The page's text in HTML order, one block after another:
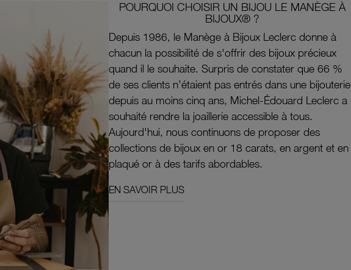
POURQUOI CHOISIR UN BIJOU LE MANÈGE À
BIJOUX® ?
Depuis 1986, le Manège à Bijoux Leclerc donne à
chacun la possibilité de s'offrir des bijoux précieux
quand il le souhaite. Surpris de constater que 66 %
de ses clients n’étaient pas entrés dans une bijouterie
depuis au moins cinq ans, Michel-Édouard Leclerc a
souhaité rendre la joaillerie accessible à tous.
Aujourd'hui, nous continuons de proposer des
collections de bijoux en or 18 carats, en argent et en
plaqué or à des tarifs abordables.
EN SAVOIR PLUS